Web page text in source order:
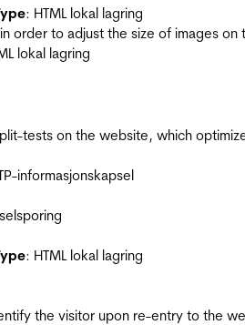
: HTML lokal lagring
order to adjust the size of images on
lokal lagring
tests on the website, which
informasjonskapsel
: HTML lokal lagring
the visitor upon re-entry to the